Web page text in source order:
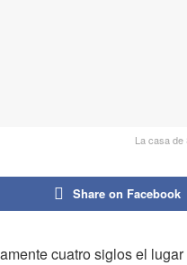
La casa de
Share on Facebook
cuatro siglos el